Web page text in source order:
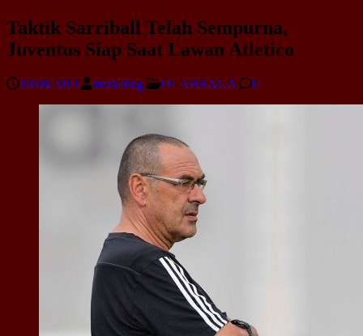
Taktik Sarriball Telah Sempurna,
Juventus Siap Saat Lawan Atletico
10/08/2019 marketing OLAHRAGA 0